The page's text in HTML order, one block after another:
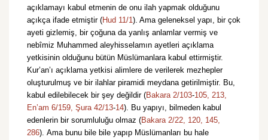
açıklamayı kabul etmenin de onu ilah yapmak olduğunu
açıkça ifade etmiştir (Hud 11/1). Ama geleneksel yapı, bir çok
ayeti gizlemiş, bir çoğuna da yanlış anlamlar vermiş ve
nebîmiz Muhammed aleyhisselamın ayetleri açıklama
yetkisinin olduğunu bütün Müslümanlara kabul ettirmiştir.
Kur’an’ı açıklama yetkisi alimlere de verilerek mezhepler
oluşturulmuş ve bir ilahlar piramidi meydana getirilmiştir. Bu,
kabul edilebilecek bir şey değildir (Bakara 2/103-105, 213,
En’am 6/159, Şura 42/13-14). Bu yapıyı, bilmeden kabul
edenlerin bir sorumluluğu olmaz (Bakara 2/22, 120, 145,
286). Ama bunu bile bile yapıp Müslümanları bu hale